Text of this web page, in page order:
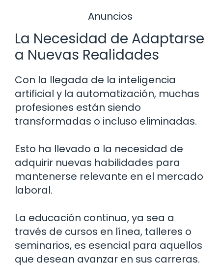
Anuncios
La Necesidad de Adaptarse
a Nuevas Realidades
Con la llegada de la inteligencia
artificial y la automatización, muchas
profesiones están siendo
transformadas o incluso eliminadas.
Esto ha llevado a la necesidad de
adquirir nuevas habilidades para
mantenerse relevante en el mercado
laboral.
La educación continua, ya sea a
través de cursos en línea, talleres o
seminarios, es esencial para aquellos
que desean avanzar en sus carreras.